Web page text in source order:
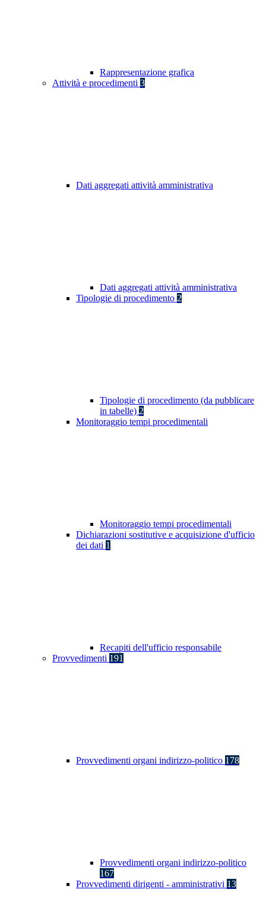
Rappresentazione grafica
Attività e procedimenti 3
Dati aggregati attività amministrativa
Dati aggregati attività amministrativa
Tipologie di procedimento 2
Tipologie di procedimento (da pubblicare
in tabelle) 2
Monitoraggio tempi procedimentali
Monitoraggio tempi procedimentali
Dichiarazioni sostitutive e acquisizione d'ufficio
dei dati 1
Recapiti dell'ufficio responsabile
Provvedimenti 191
Provvedimenti organi indirizzo-politico 178
Provvedimenti organi indirizzo-politico
167
Provvedimenti dirigenti - amministrativi 13